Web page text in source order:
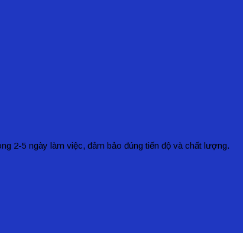
2-5 ngày làm việc, đảm bảo đúng tiến độ và chất lượng.